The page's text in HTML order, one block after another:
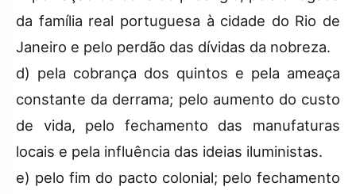
da família real portuguesa à cidade do Rio de
Janeiro e pelo perdão das dívidas da nobreza.
d) pela cobrança dos quintos e pela ameaça
constante da derrama; pelo aumento do custo
de vida, pelo fechamento das manufaturas
locais e pela influência das ideias iluministas.
e) pelo fim do pacto colonial; pelo fechamento